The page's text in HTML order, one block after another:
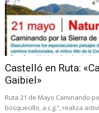
Castelló en Ruta:
Gaibiel»
Ruta 21 de Mayo Caminando
bosquecillo, a.c.g.”, realiza